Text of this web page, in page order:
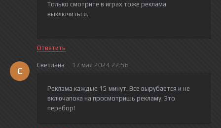
Только смотрите в играх тоже реклама
выключиться.
Ответить
С
Светлана 17 мая 2024 22:56
Реклама каждые 15 минут. Все вырубается и не
включапока на просмотришь рекламу. Это
перебор!